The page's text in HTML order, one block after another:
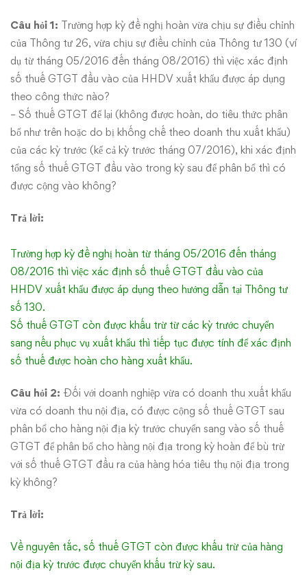
Câu hỏi 1: Trường hợp kỳ đề nghị hoàn vừa chịu sự điều chỉnh
của Thông tư 26, vừa chịu sự điều chỉnh của Thông tư 130 (ví
dụ từ tháng 05/2016 đến tháng 08/2016) thì việc xác định
số thuế GTGT đầu vào của HHDV xuất khẩu được áp dụng
theo công thức nào?
– Số thuế GTGT để lại (không được hoàn, do tiêu thức phân
bổ như trên hoặc do bị khống chế theo doanh thu xuất khẩu)
của các kỳ trước (kể cả kỳ trước tháng 07/2016), khi xác định
tổng số thuế GTGT đầu vào trong kỳ sau để phân bổ thì có
được cộng vào không?
Trả lời:
Trường hợp kỳ đề nghị hoàn từ tháng 05/2016 đến tháng
08/2016 thì việc xác định số thuế GTGT đầu vào của
HHDV xuất khẩu được áp dụng theo hướng dẫn tại Thông tư
số 130.
Số thuế GTGT còn được khấu trừ từ các kỳ trước chuyển
sang nếu phục vụ xuất khẩu thì tiếp tục được tính để xác định
số thuế được hoàn cho hàng xuất khẩu.
Câu hỏi 2: Đối với doanh nghiệp vừa có doanh thu xuất khẩu
vừa có doanh thu nội địa, có được cộng số thuế GTGT sau
phân bổ cho hàng nội địa kỳ trước chuyển sang vào số thuế
GTGT để phân bổ cho hàng nội địa trong kỳ hoàn để bù trừ
với số thuế GTGT đầu ra của hàng hóa tiêu thụ nội địa trong
kỳ không?
Trả lời:
Về nguyên tắc, số thuế GTGT còn được khấu trừ của hàng
nội địa kỳ trước được chuyển khấu trừ kỳ sau.